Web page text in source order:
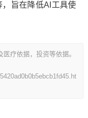
旨在降低AI工具使
疗依据，投资等依据。